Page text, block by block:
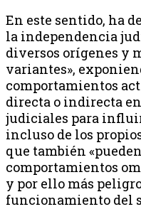
En este sentido, ha
la independencia
diversos orígenes y
variantes»,
comportamientos
directa o indirecta
judiciales para
incluso de los
que también
comportamientos
y por ello más
funcionamiento del